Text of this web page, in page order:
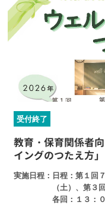
受付終了
教育・保育関係者
イングのつたえ方」
実施日程
日程：第１回
（土）、第３
各回：１３：